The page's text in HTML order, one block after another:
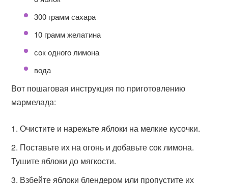
300 грамм сахара
10 грамм желатина
сок одного лимона
вода
Вот пошаговая инструкция по приготовлению
мармелада:
Очистите и нарежьте яблоки на мелкие кусочки.
Поставьте их на огонь и добавьте сок лимона.
Тушите яблоки до мягкости.
Взбейте яблоки блендером или пропустите их